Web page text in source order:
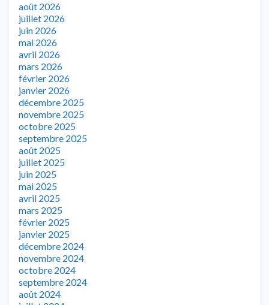
août 2026
juillet 2026
juin 2026
mai 2026
avril 2026
mars 2026
février 2026
janvier 2026
décembre 2025
novembre 2025
octobre 2025
septembre 2025
août 2025
juillet 2025
juin 2025
mai 2025
avril 2025
mars 2025
février 2025
janvier 2025
décembre 2024
novembre 2024
octobre 2024
septembre 2024
août 2024